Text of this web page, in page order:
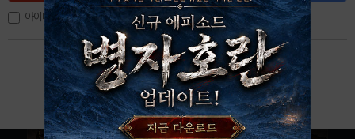
아이디, 이메일 저장
아이디 / 비밀번호 찾기 회원가입